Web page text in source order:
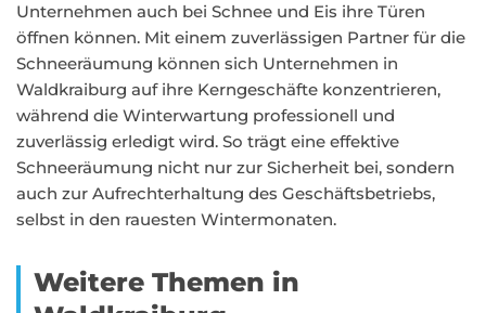
Unternehmen auch bei Schnee und Eis ihre Türen
öffnen können. Mit einem zuverlässigen Partner für die
Schneeräumung können sich Unternehmen in
Waldkraiburg auf ihre Kerngeschäfte konzentrieren,
während die Winterwartung professionell und
zuverlässig erledigt wird. So trägt eine effektive
Schneeräumung nicht nur zur Sicherheit bei, sondern
auch zur Aufrechterhaltung des Geschäftsbetriebs,
selbst in den rauesten Wintermonaten.
Weitere Themen in